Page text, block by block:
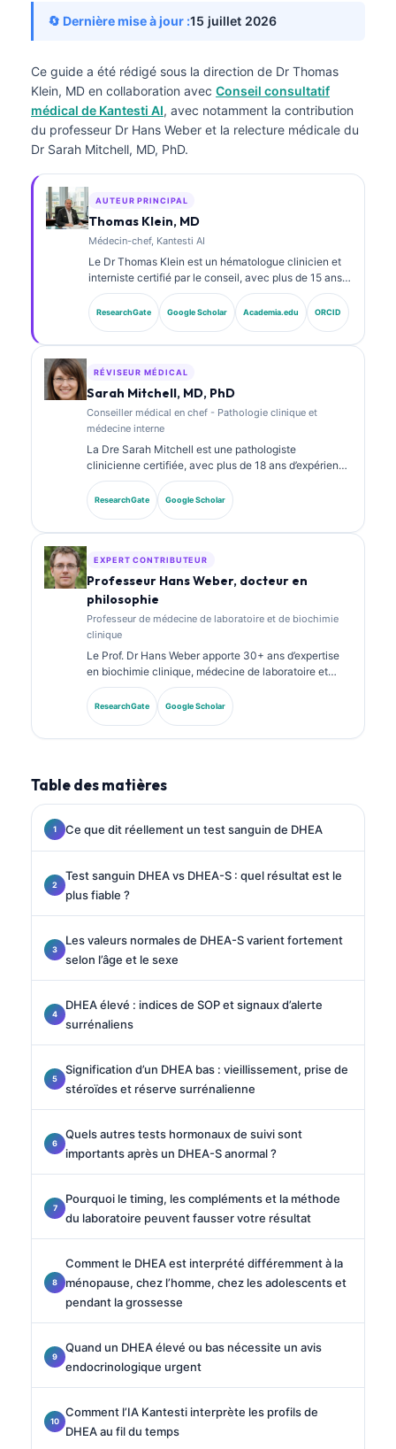
🔄 Dernière mise à jour :15 juillet 2026
Ce guide a été rédigé sous la direction de Dr Thomas
Klein, MD en collaboration avec Conseil consultatif
médical de Kantesti AI, avec notamment la contribution
du professeur Dr Hans Weber et la relecture médicale du
Dr Sarah Mitchell, MD, PhD.
AUTEUR PRINCIPAL
Thomas Klein, MD
Médecin-chef, Kantesti AI
Le Dr Thomas Klein est un hématologue clinicien et
interniste certifié par le conseil, avec plus de 15 ans
d’expérience en médecine de laboratoire et en
analyse clinique assistée par l’IA. En tant que
directeur médical (Chief Medical Officer) chez
Le Dr Klein a publié de nombreux travaux sur
l’interprétation des biomarqueurs et les diagnostics
laboratoire.
ResearchGate Google Scholar Academia.edu ORCID
RÉVISEUR MÉDICAL
Sarah Mitchell, MD, PhD
Conseiller médical en chef - Pathologie clinique et
médecine interne
La Dre Sarah Mitchell est une pathologiste
clinicienne certifiée, avec plus de 18 ans d’expérience
en médecine de laboratoire et en analyse
diagnostique. Elle détient des certifications
spécialisées en chimie clinique et a publié de
ResearchGate Google Scholar
EXPERT CONTRIBUTEUR
Professeur Hans Weber, docteur en
philosophie
Professeur de médecine de laboratoire et de biochimie
clinique
Le Prof. Dr Hans Weber apporte 30+ ans d’expertise
en biochimie clinique, médecine de laboratoire et
recherche sur les biomarqueurs. Ancien président de
la Société allemande de chimie clinique, il se
spécialise dans l’analyse des panels diagnostiques, la
ResearchGate Google Scholar
Table des matières
Ce que dit réellement un test sanguin de DHEA
Test sanguin DHEA vs DHEA-S : quel résultat est le
plus fiable ?
Les valeurs normales de DHEA-S varient fortement
selon l’âge et le sexe
DHEA élevé : indices de SOP et signaux d’alerte
surrénaliens
Signification d’un DHEA bas : vieillissement, prise de
stéroïdes et réserve surrénalienne
Quels autres tests hormonaux de suivi sont
importants après un DHEA-S anormal ?
Pourquoi le timing, les compléments et la méthode
du laboratoire peuvent fausser votre résultat
Comment le DHEA est interprété différemment à la
ménopause, chez l’homme, chez les adolescents et
pendant la grossesse
Quand un DHEA élevé ou bas nécessite un avis
endocrinologique urgent
Comment l’IA Kantesti interprète les profils de
DHEA au fil du temps